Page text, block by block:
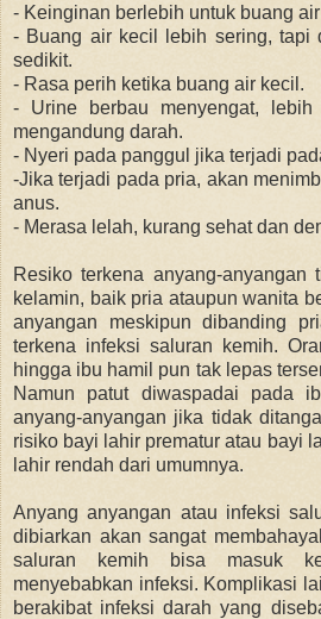
- Keinginan berlebih untuk buang
- Buang air kecil lebih sering, tapi
sedikit.
- Rasa perih ketika buang air kecil.
- Urine berbau menyengat, lebih
mengandung darah.
- Nyeri pada panggul jika terjadi
-Jika terjadi pada pria, akan
anus.
- Merasa lelah, kurang sehat dan
Resiko terkena anyang-anyangan
kelamin, baik pria ataupun wanita
anyangan meskipun dibanding
terkena infeksi saluran kemih.
hingga ibu hamil pun tak lepas
Namun patut diwaspadai pada
anyang-anyangan jika tidak
risiko bayi lahir prematur atau bayi
lahir rendah dari umumnya.
Anyang anyangan atau infeksi
dibiarkan akan sangat
saluran kemih bisa masuk
menyebabkan infeksi. Komplikasi
berakibat infeksi darah yang